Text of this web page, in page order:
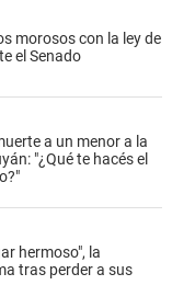
morosos con la ley de
el Senado
a un menor a la
"¿Qué te hacés el
hermoso", la
tras perder a sus